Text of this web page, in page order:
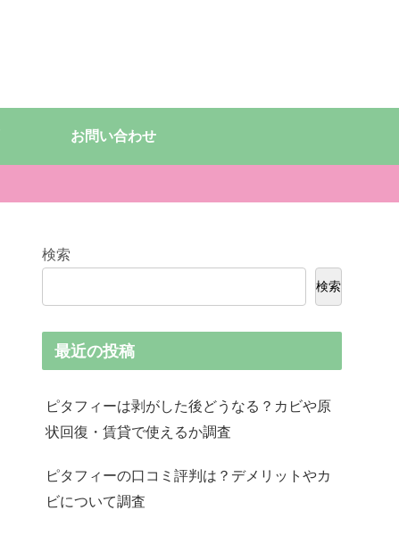
お問い合わせ
検索
検索
最近の投稿
ピタフィーは剥がした後どうなる？カビや原
状回復・賃貸で使えるか調査
ピタフィーの口コミ評判は？デメリットやカ
ビについて調査